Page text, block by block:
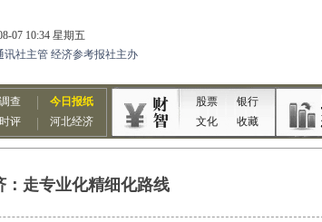
：走专业化精细化路线